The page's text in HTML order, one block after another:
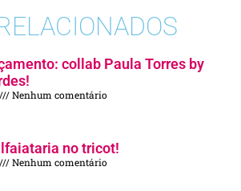
collab Paula Torres by
Nenhum comentário
no tricot!
Nenhum comentário